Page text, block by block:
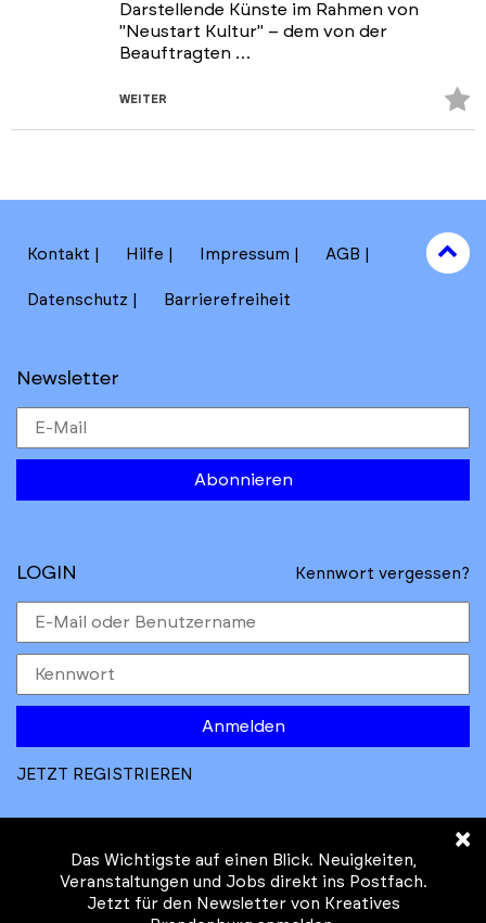
Darstellende Künste im Rahmen von
"Neustart Kultur" – dem von der
Beauftragten …
WEITER
Kontakt Hilfe Impressum AGB
Datenschutz Barrierefreiheit
Newsletter
Abonnieren
to
top
LOGIN Kennwort vergessen?
Anmelden
JETZT REGISTRIEREN
© Kreatives Brandenburg im Auftrag des
×
Das Wichtigste auf einen Blick. Neuigkeiten,
Veranstaltungen und Jobs direkt ins Postfach.
Jetzt für den Newsletter von Kreatives